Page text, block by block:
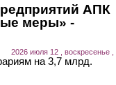
АПК
меры» -
2026 июля 12 , воскресенье ,
на 3,7 млрд.